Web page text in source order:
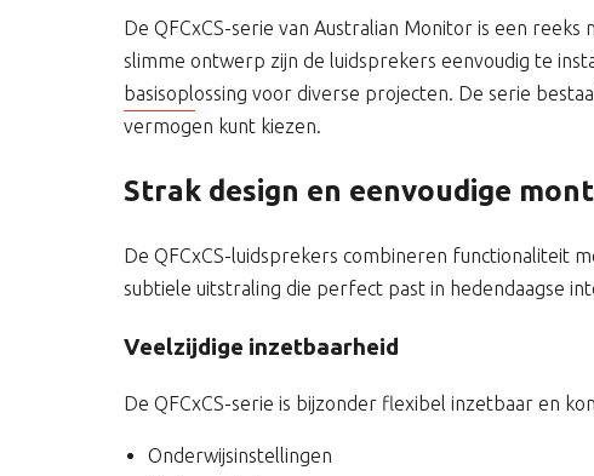
De QFCxCS-serie van Australian Monitor is een
slimme ontwerp zijn de luidsprekers eenvoudig te
basisoplossing voor diverse projecten. De serie
vermogen kunt kiezen.
Strak design en eenvoudige
De QFCxCS-luidsprekers combineren functionaliteit
subtiele uitstraling die perfect past in hedendaagse
Veelzijdige inzetbaarheid
De QFCxCS-serie is bijzonder flexibel inzetbaar en
Onderwijsinstellingen